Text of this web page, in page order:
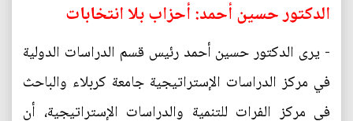
الدكتور حسين أحمد: أحزاب بلا انتخابات
- يرى الدكتور حسين أحمد رئيس قسم الدراسات الدولية
في مركز الدراسات الإستراتيجية جامعة كربلاء والباحث
في مركز الفرات للتنمية والدراسات الإستراتيجية، أن